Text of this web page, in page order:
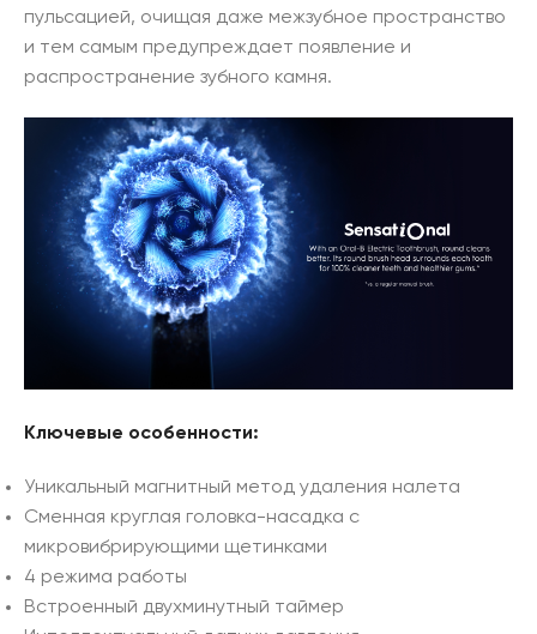
пульсацией, очищая даже межзубное пространство
и тем самым предупреждает появление и
распространение зубного камня.
Ключевые особенности:
Уникальный магнитный метод удаления налета
Сменная круглая головка-насадка с
микровибрирующими щетинками
4 режима работы
Встроенный двухминутный таймер